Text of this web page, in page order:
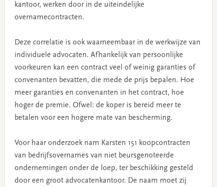
kantoor, werken door in de uiteindelijke
overnamecontracten.
Deze correlatie is ook waarneembaar in de werkwijze van
individuele advocaten. Afhankelijk van persoonlijke
voorkeuren kan een contract veel of weinig garanties of
convenanten bevatten, die mede de prijs bepalen. Hoe
meer garanties en convenanten in het contract, hoe
hoger de premie. Ofwel: de koper is bereid meer te
betalen voor een hogere mate van bescherming.
Voor haar onderzoek nam Karsten 151 koopcontracten
van bedrijfsovernames van niet beursgenoteerde
ondernemingen onder de loep, ter beschikking gesteld
door een groot advocatenkantoor. De naam moet zij